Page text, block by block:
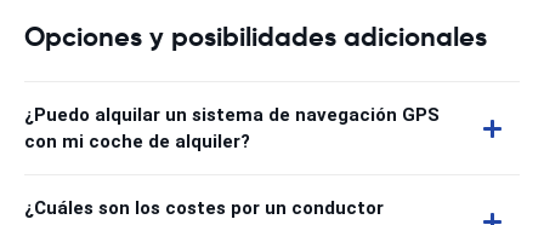
Opciones y posibilidades adicionales
¿Puedo alquilar un sistema de navegación GPS
con mi coche de alquiler?
¿Cuáles son los costes por un conductor